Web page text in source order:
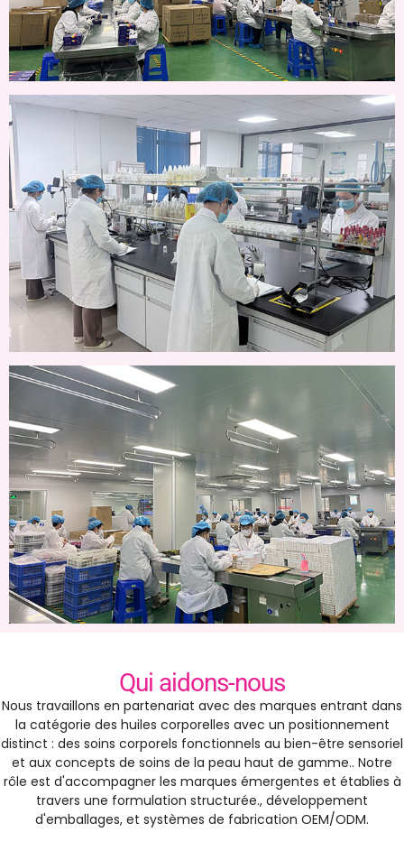
Qui aidons-nous
Nous travaillons en partenariat avec des marques entrant dans
la catégorie des huiles corporelles avec un positionnement
distinct : des soins corporels fonctionnels au bien-être sensoriel
et aux concepts de soins de la peau haut de gamme.. Notre
rôle est d'accompagner les marques émergentes et établies à
travers une formulation structurée., développement
d'emballages, et systèmes de fabrication OEM/ODM.